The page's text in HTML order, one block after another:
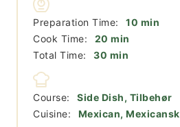
Preparation Time: 10 minutter
min
Cook Time:
20 minutter
min
Total Time:
30 minutter
min
Course:
Side Dish, Tilbehør
Cuisine:
Mexican, Mexicansk